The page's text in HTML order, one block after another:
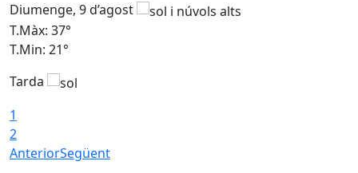
Diumenge, 9 d’agost
T.Màx: 37°
T.Min: 21°
Tarda
1
2
AnteriorSegüent